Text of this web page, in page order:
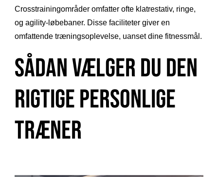
Crosstrainingområder omfatter ofte klatrestativ, ringe,
og agility-løbebaner. Disse faciliteter giver en
omfattende træningsoplevelse, uanset dine fitnessmål.
Sådan vælger du den
rigtige personlige
træner